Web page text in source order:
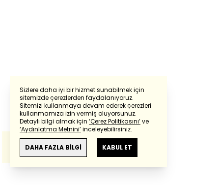
Sizlere daha iyi bir hizmet sunabilmek için
sitemizde çerezlerden faydalanıyoruz.
Sitemizi kullanmaya devam ederek çerezleri
kullanmamıza izin vermiş oluyorsunuz.
Detaylı bilgi almak için ‘Çerez Politikasını’ve
‘Aydınlatma Metnini’inceleyebilirsiniz.
DAHA FAZLA BİLGİ KABUL ET
Powered by Translate
Bu çevirideGoogle Transletekullanılmıştır.
Anlam ve çeviri hatalarından
haberturk.com
sorumlu değildir.